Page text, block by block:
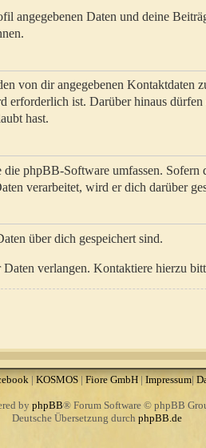
angegebenen Daten und deine
von dir angegebenen Kontaktdaten
erforderlich ist. Darüber hinaus
hast.
phpBB-Software umfassen. Sofern
verarbeitet, wird er dich darüber
über dich gespeichert sind.
verlangen. Kontaktiere hierzu
|KOSMOS| Fiore GmbH| Impressum|
by phpBB® Forum Software © phpBB
Deutsche Übersetzung durch phpBB.de